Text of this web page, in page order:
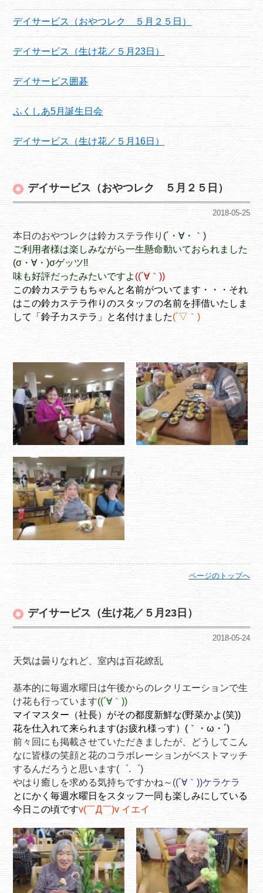
デイサービス（おやつレク ５月２５日）
デイサービス（生け花／５月23日）
デイサービス囲碁
ふくしあ5月誕生日会
デイサービス（生け花／５月16日）
デイサービス（おやつレク ５月２５日）
2018-05-25
本日のおやつレクは鈴カステラ作り (´・∀・｀)
ご利用者様は楽しみながら一生懸命動いておられました
(σ・∀・)σゲッツ!!
味も好評だったみたいですよ ((´∀｀))
この鈴カステラもちゃんと名前がついてます・・・それ
はこの鈴カステラ作りのスタッフの名前を拝借いたしま
して「鈴子カステラ」と名付けました(´▽｀)
ページのトップへ
デイサービス（生け花／５月23日）
2018-05-24
天気は曇りなれど、室内は百花繚乱
基本的に毎週水曜日は午後からのレクリエーションで生
け花も行っています((´∀｀))
マイマスター（社長）がその都度新鮮な(野菜かよ(笑))
花を仕入れて来られます(お疲れ様っす）(｀・ω・´)ゞ
前々回にも掲載させていただきましたが、どうしてこん
なに皆様の笑顔と花のコラボレーションがベストマッチ
するんだろうと思います(゜.゜)
やはり癒しを求める気持ちですかね～ ((´∀｀))ケラケラ
とにかく毎週水曜日をスタッフ一同も楽しみにしている
今日この頃ですv(￣Д￣)v イエイ